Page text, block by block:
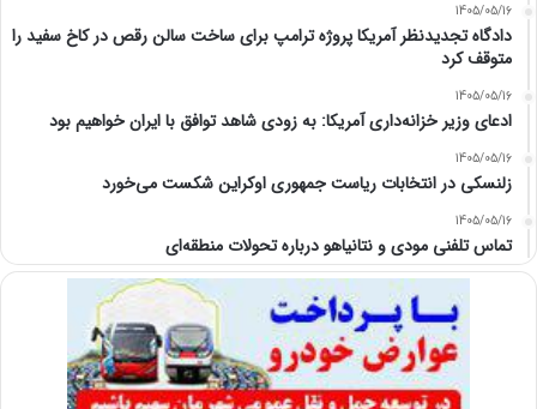
1405/05/16
دادگاه تجدیدنظر آمریکا پروژه ترامپ برای ساخت سالن رقص در کاخ سفید را
متوقف کرد
1405/05/16
ادعای وزیر خزانه‌داری آمریکا: به زودی شاهد توافق با ایران خواهیم بود
1405/05/16
زلنسکی در انتخابات ریاست جمهوری اوکراین شکست می‌خورد
1405/05/16
تماس تلفنی مودی و نتانیاهو درباره تحولات منطقه‌ای